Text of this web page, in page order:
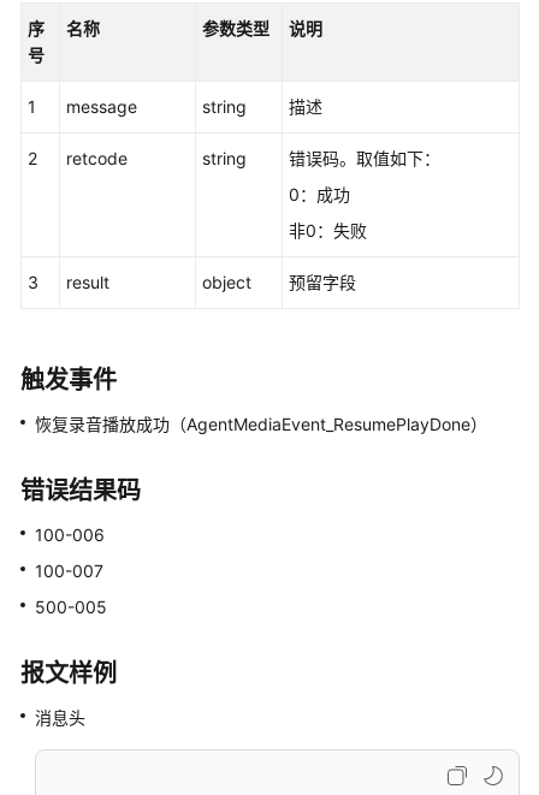
类:voicecall
音
放:recordplay
停
音
恢
放
序
号
名称 参数类型 说明
1 message string 描述
2 retcode string
错误码。取值如下：
0：成功
非0：失败
3 result object 预留字段
触发事件
恢复录音播放成功（AgentMediaEvent_ResumePlayDone）
错误结果码
100-006
100-007
500-005
报文样例
消息头